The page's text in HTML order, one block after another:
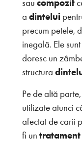
sau compozit
a dintelui
precum petele,
inegală. Ele
doresc un
structura
Pe de altă parte,
utilizate atunci
afectat de carii
fi un tratament